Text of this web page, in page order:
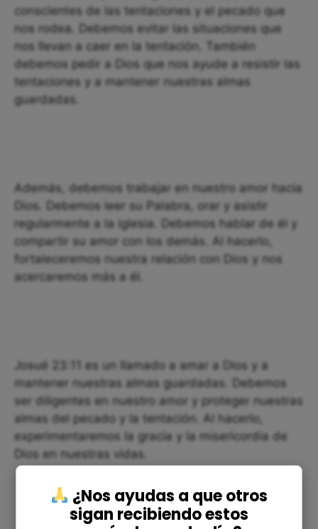
conscientes de las tentaciones y el pecado que
nos rodea. Debemos evitar las situaciones que
nos llevan a caer en la tentación. También
debemos pedir a Dios que nos ayude a resistir las
tentaciones y a mantener nuestras almas
guardadas.
Además, debemos trabajar en nuestro amor hacia
Dios. Debemos leer su Palabra, orar y asistir
regularmente a la iglesia. Debemos hablar de él y
compartir su amor con los demás. Al hacerlo,
fortaleceremos nuestra relación con Dios y nos
acercaremos más a él.
Josué 23:11 es un llamado a amar a Dios y a
mantener nuestras almas guardadas. Debemos
ser diligentes en nuestro amor y proteger nuestras
almas del pecado y la tentación. Al hacerlo,
experimentaremos la gracia y la misericordia de
Dios en nuestras vidas.
¿Nos ayudas a que otros
sigan recibiendo estos